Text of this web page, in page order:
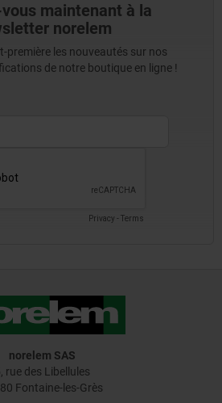
maintenant à la
norelem
première les nouveautés sur nos
de notre boutique en ligne !
norelem SAS
rue des Libellules
Fontaine-les-Grès